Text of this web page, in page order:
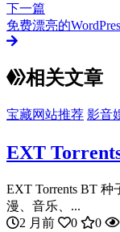
下一篇
免费漂亮的
相关文章
宝藏网站推荐 影音
EXT
EXT Torrents BT
漫、音乐、...
2 月前
0 0